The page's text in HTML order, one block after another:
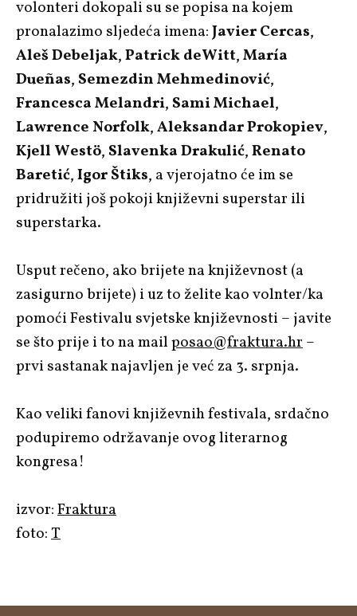
volonteri dokopali su se popisa na kojem
pronalazimo sljedeća imena:Javier Cercas,
Aleš Debeljak,Patrick deWitt,María
Dueñas,Semezdin Mehmedinović,
Francesca Melandri,Sami Michael,
Lawrence Norfolk,Aleksandar Prokopiev,
Kjell Westö,Slavenka Drakulić,Renato
Baretić,Igor Štiks, a vjerojatno će im se
pridružiti još pokoji književni superstar ili
superstarka.
Usput rečeno, ako brijete na književnost (a
zasigurno brijete) i uz to želite kao volnter/ka
pomoći Festivalu svjetske književnosti – javite
se što prije i to na mailposao@fraktura.hr–
prvi sastanak najavljen je već za 3. srpnja.
Kao veliki fanovi književnih festivala, srdačno
podupiremo održavanje ovog literarnog
kongresa!
izvor:Fraktura
foto:T